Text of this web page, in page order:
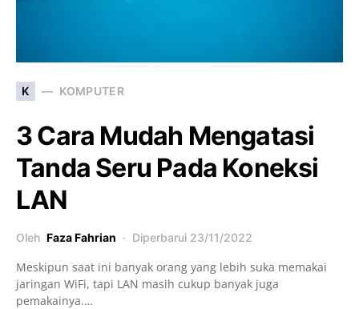
K KOMPUTER
3 Cara Mudah Mengatasi
Tanda Seru Pada Koneksi
LAN
Oleh Faza Fahrian Diperbarui 23/11/2022
Meskipun saat ini banyak orang yang lebih suka memakai
jaringan WiFi, tapi LAN masih cukup banyak juga
pemakainya.…